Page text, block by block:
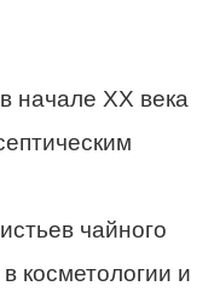
начале ХХ века
чайного
косметологии и